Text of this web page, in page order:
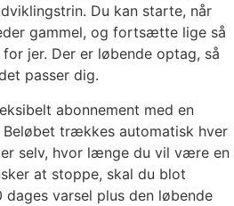
Du kan starte, når
gammel, og fortsætte lige så
jer. Der er løbende optag, så
passer dig.
abonnement med en
trækkes automatisk hver
selv, hvor længe du vil være en
at stoppe, skal du blot
varsel plus den løbende